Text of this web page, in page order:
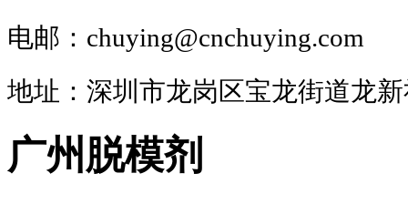
电邮：chuying@cnchuying.com
地址：深圳市龙岗区宝龙街道龙
广州脱模剂